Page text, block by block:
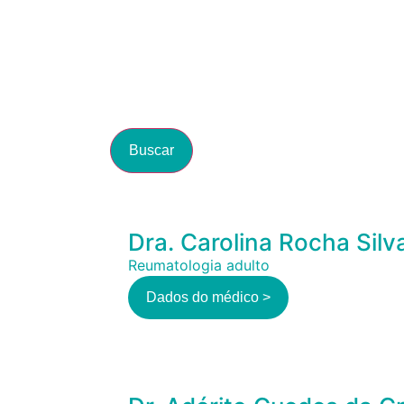
Buscar
Dra. Carolina Rocha
Reumatologia adulto
Dados do médico >